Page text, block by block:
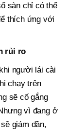
sàn chỉ có thể
thích ứng với
rủi ro
người lái cài
chạy trên
sẽ cố gắng
vì đang ở
giảm dần,